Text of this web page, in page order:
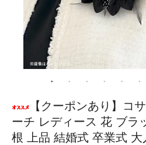
【クーポンあり】コ
ーチ レディース 花 ブラ
根 上品 結婚式 卒業式